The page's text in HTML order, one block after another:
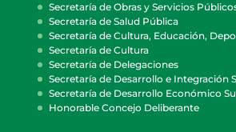
Secretaría de Obras y Servicios
Secretaría de Salud Pública
Secretaría de Cultura, Educación,
Secretaría de Cultura
Secretaría de Delegaciones
Secretaría de Desarrollo e Integración
Secretaría de Desarrollo Económico
Honorable Concejo Deliberante